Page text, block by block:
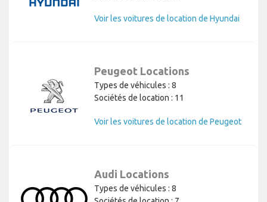
Voir les voitures de location de Hyundai
Peugeot Locations
Types de véhicules : 8
Sociétés de location : 11
Voir les voitures de location de Peugeot
Audi Locations
Types de véhicules : 8